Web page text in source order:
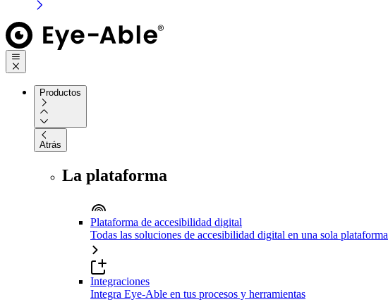
Productos
Atrás
La plataforma
Plataforma de accesibilidad digital
Todas las soluciones de accesibilidad digital en una sola plataforma
Integraciones
Integra Eye-Able en tus procesos y herramientas